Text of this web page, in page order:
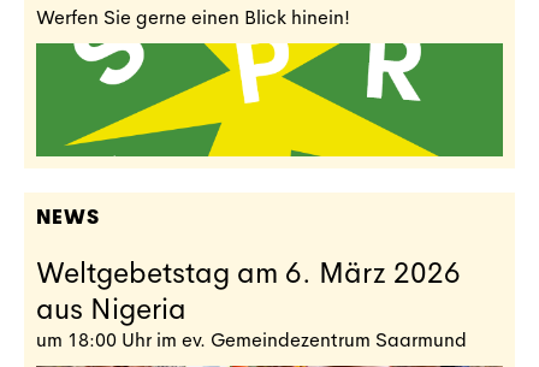
Werfen Sie gerne einen Blick hinein!
NEWS
Weltgebetstag am 6. März 2026
aus Nigeria
um 18:00 Uhr im ev. Gemeindezentrum Saarmund